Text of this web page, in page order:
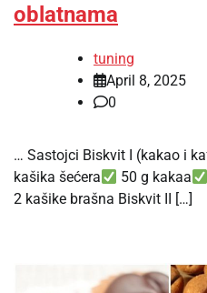
oblatnama
tuning
April 8, 2025
0
… Sastojci Biskvit I (kakao i
kašika šećera
50 g kakaa
2 kašike brašna Biskvit II […]